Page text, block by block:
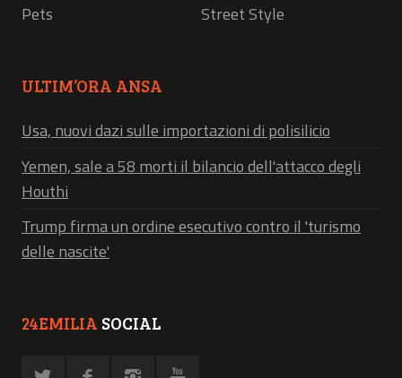
Pets
Street Style
ULTIM’ORA ANSA
Usa, nuovi dazi sulle importazioni di polisilicio
Yemen, sale a 58 morti il bilancio dell'attacco degli
Houthi
Trump firma un ordine esecutivo contro il 'turismo
delle nascite'
24EMILIA SOCIAL